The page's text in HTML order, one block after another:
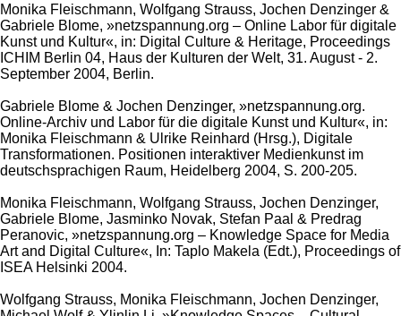
Monika Fleischmann, Wolfgang Strauss, Jochen Denzinger &
Gabriele Blome, »netzspannung.org – Online Labor für digitale
Kunst und Kultur«, in: Digital Culture & Heritage, Proceedings
ICHIM Berlin 04, Haus der Kulturen der Welt, 31. August - 2.
September 2004, Berlin.
Gabriele Blome & Jochen Denzinger, »netzspannung.org.
Online-Archiv und Labor für die digitale Kunst und Kultur«, in:
Monika Fleischmann & Ulrike Reinhard (Hrsg.), Digitale
Transformationen. Positionen interaktiver Medienkunst im
deutschsprachigen Raum, Heidelberg 2004, S. 200-205.
Monika Fleischmann, Wolfgang Strauss, Jochen Denzinger,
Gabriele Blome, Jasminko Novak, Stefan Paal & Predrag
Peranovic, »netzspannung.org – Knowledge Space for Media
Art and Digital Culture«, In: Taplo Makela (Edt.), Proceedings of
ISEA Helsinki 2004.
Wolfgang Strauss, Monika Fleischmann, Jochen Denzinger,